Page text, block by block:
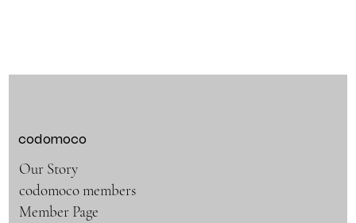
codomoco
Our Story
codomoco members
Member Page